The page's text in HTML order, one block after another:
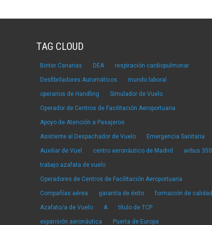
TAG CLOUD
Binter Canarias DEA respiración cardiopulmonar
Desfibriladores Automáticos mundo laboral
operarios de Handling Simulador de Vuelo
Operador de Centros de Facilitación Aeroportuaria
Apoyo de Atención a Pasajeros
Asistente al Despachador de Vuelo Emergencia Sanitaria
Auxiliar de Vuel centro aeronáutico de Madrid airbus 350
trabajo azafata de vuelo
Operadores de Centros de Facilitación Aeroportuaria
Compañías aérea garantía de éxito formación de calidad
Azafato/a de Vuelo A título de TCP
expansión aeronáutica Puerta de Europa